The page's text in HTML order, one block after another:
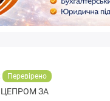
Перевірено
ЗА